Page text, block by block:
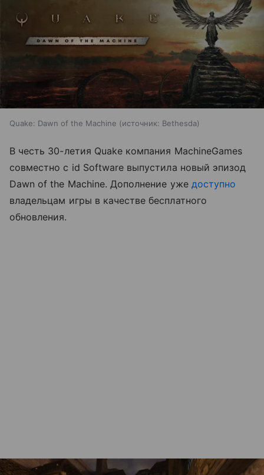
Quake: Dawn of the Machine источник: Bethesda
В честь 30-летия Quake компания MachineGames
совместно с id Software выпустила новый эпизод
Dawn of the Machine. Дополнение уже доступно
владельцам игры в качестве бесплатного
обновления.